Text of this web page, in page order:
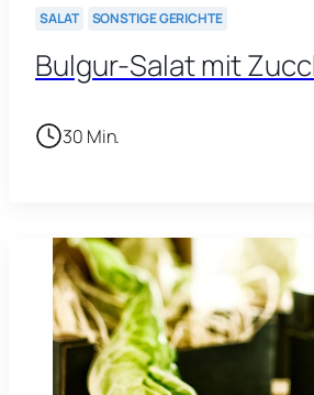
SALAT SONSTIGE GERICHTE
Bulgur-Salat mit
30 Min.